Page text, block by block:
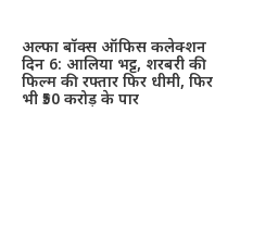
अल्फा बॉक्स ऑफिस कलेक्शन
दिन 6: आलिया भट्ट, शरबरी की
फिल्म की रफ्तार फिर धीमी, फिर
भी ₹50 करोड़ के पार